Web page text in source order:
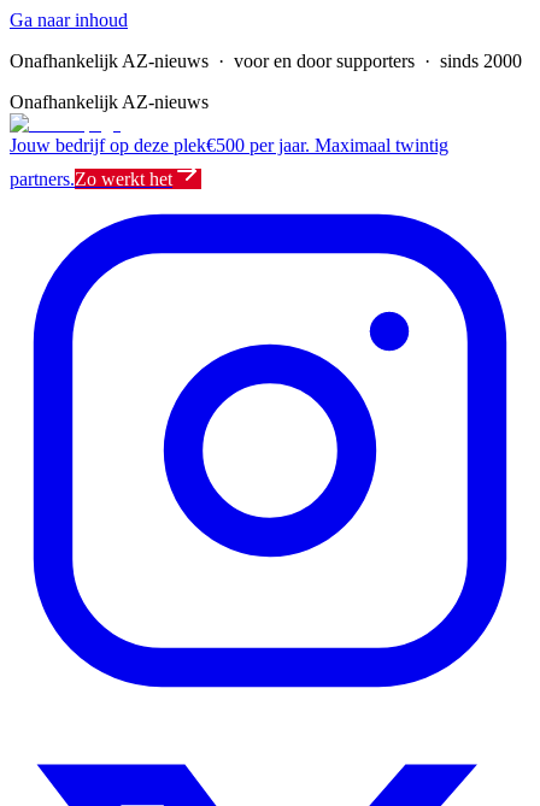
Ga naar inhoud
Onafhankelijk AZ-nieuws · voor en door supporters · sinds 2000
Onafhankelijk AZ-nieuws
Jouw bedrijf op deze plek€500 per jaar. Maximaal twintig
partners.Zo werkt het